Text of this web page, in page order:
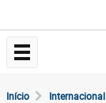
Início Internacional